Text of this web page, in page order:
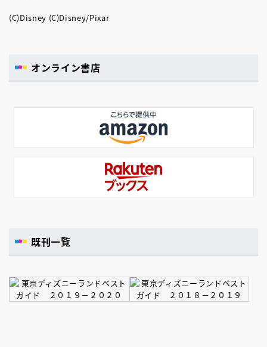
(C)Disney (C)Disney/Pixar
オンライン書店
既刊一覧